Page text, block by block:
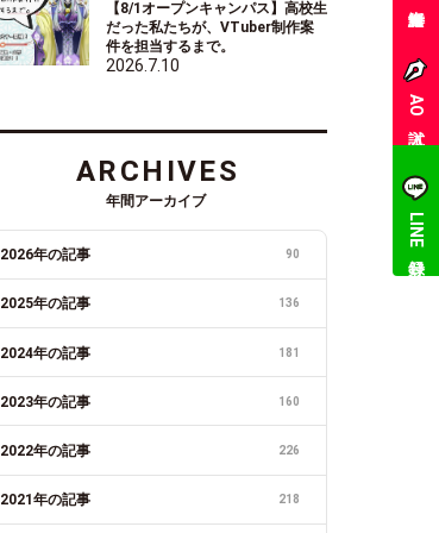
【8/1オープンキャンパス】高校生
だった私たちが、VTuber制作案
件を担当するまで。
2026.7.10
ARCHIVES
年間アーカイブ
2026年の記事 90
2025年の記事 136
2024年の記事 181
2023年の記事 160
2022年の記事 226
2021年の記事 218
AO入試
LINE登録